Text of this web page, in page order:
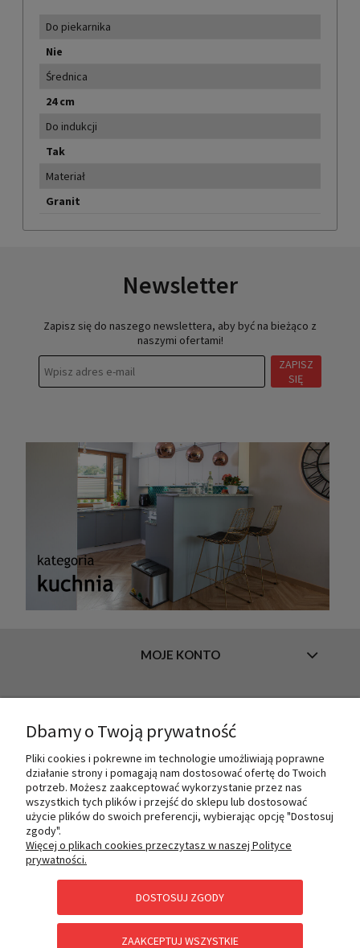
Do piekarnika
Nie
Średnica
24 cm
Do indukcji
Tak
Materiał
Granit
Newsletter
Zapisz się do naszego newslettera, aby być na bieżąco z
naszymi ofertami!
ZAPISZ
SIĘ
MOJE KONTO
O NAS
PŁATNOŚCI I DOSTAWA
POMOC
Dbamy o Twoją prywatność
Pliki cookies i pokrewne im technologie umożliwiają poprawne
działanie strony i pomagają nam dostosować ofertę do Twoich
potrzeb. Możesz zaakceptować wykorzystanie przez nas
wszystkich tych plików i przejść do sklepu lub dostosować
użycie plików do swoich preferencji, wybierając opcję "Dostosuj
zgody".
Więcej o plikach cookies przeczytasz w naszej Polityce
prywatności.
DOSTOSUJ ZGODY
ZAAKCEPTUJ WSZYSTKIE